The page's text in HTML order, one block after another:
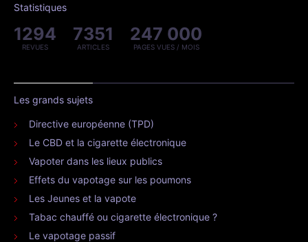
Statistiques
1294
REVUES
7351
ARTICLES
247 000
PAGES VUES / MOIS
Les grands sujets
Directive européenne (TPD)
Le CBD et la cigarette électronique
Vapoter dans les lieux publics
Effets du vapotage sur les poumons
Les Jeunes et la vapote
Tabac chauffé ou cigarette électronique ?
Le vapotage passif